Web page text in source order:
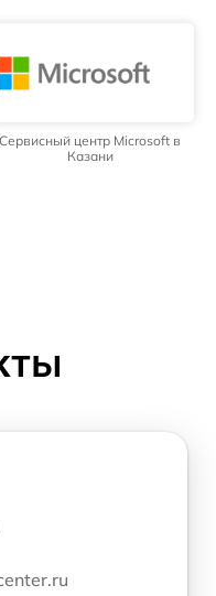
Сервисный центр Microsoft в
Казани